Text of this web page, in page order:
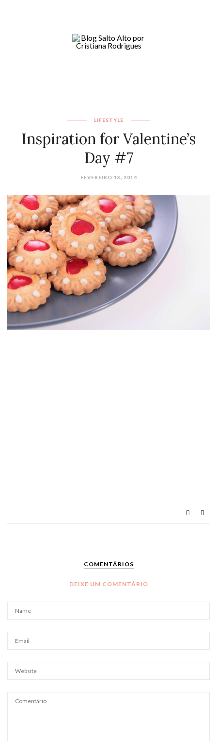
LIFESTYLE
Inspiration for Valentine’s
Day #7
FEVEREIRO 13, 2014
COMENTÁRIOS
DEIXE UM COMENTÁRIO